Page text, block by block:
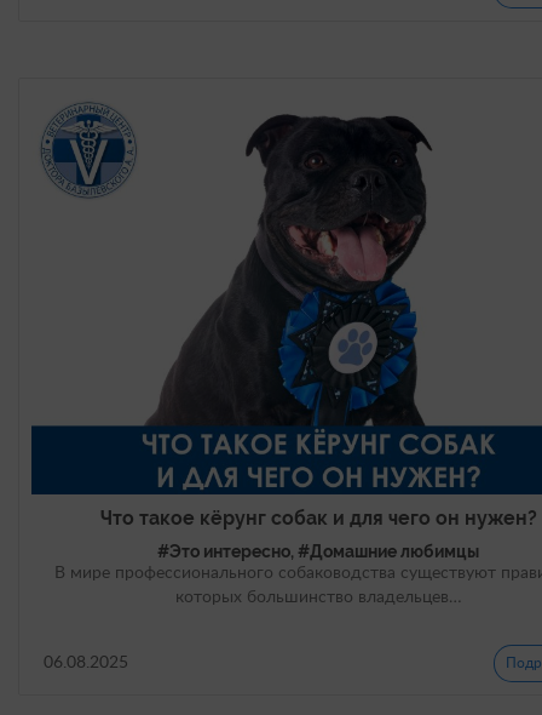
Что такое кёрунг собак и для чего он нужен?
#Это интересно, #Домашние любимцы
В мире профессионального собаководства существуют
которых большинство владельцев…
06.08.2025